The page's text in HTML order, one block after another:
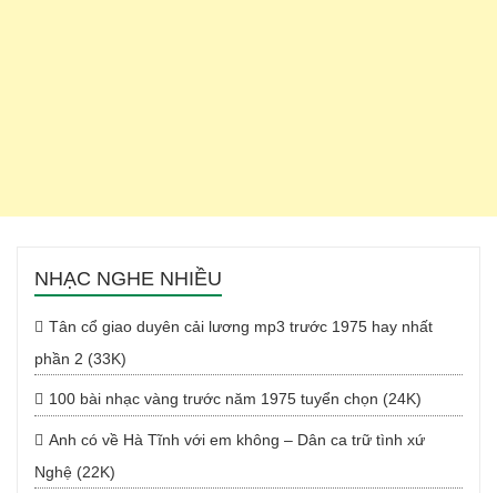
NHẠC NGHE NHIỀU
Tân cổ giao duyên cải lương mp3 trước 1975 hay nhất
phần 2 (33K)
100 bài nhạc vàng trước năm 1975 tuyển chọn (24K)
Anh có về Hà Tĩnh với em không – Dân ca trữ tình xứ
Nghệ (22K)